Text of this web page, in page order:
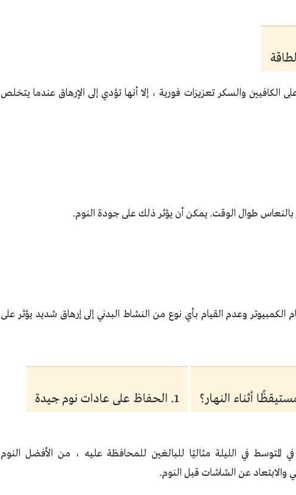
الكافيين والسكر تعزيزات فورية ، إلا أنها تؤدي إلى الإرهاق عندما يتخلص
بالنعاس طوال الوقت. يمكن أن يؤثر ذلك على جودة النوم.
الكمبيوتر وعدم القيام بأي نوع من النشاط البدني إلى إرهاق شديد يؤثر على
أثناء النهار؟ 1. الحفاظ على عادات نوم جيدة
المتوسط في الليلة مثاليًا للبالغين للمحافظة عليه ، من الأفضل النوم
عن الشاشات قبل النوم.